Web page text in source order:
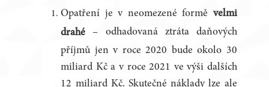
Opatření je v neomezené formě velmi
drahé – odhadovaná ztráta daňových
příjmů jen v roce 2020 bude okolo 30
miliard Kč a v roce 2021 ve výši dalších
12 miliard Kč. Skutečné náklady lze ale